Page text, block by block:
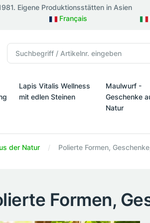
Eigene Produktionsstätten in Asien
Français
Lapis Vitalis Wellness
mit edlen Steinen
Maulwurf -
Geschenke
Natur
der Natur Polierte Formen,
Formen,